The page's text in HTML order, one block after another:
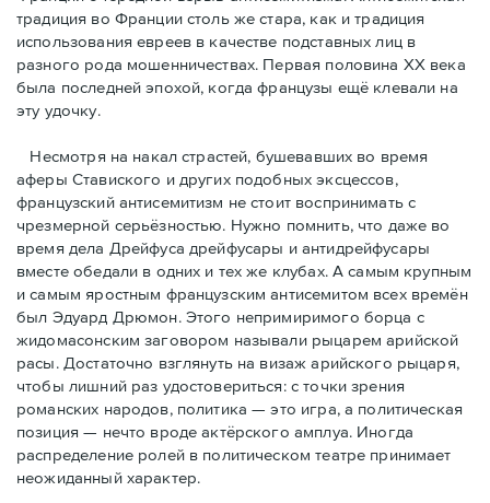
традиция во Франции столь же стара, как и традиция
использования евреев в качестве подставных лиц в
разного рода мошенничествах. Первая половина ХХ века
была последней эпохой, когда французы ещё клевали на
эту удочку.
Несмотря на накал страстей, бушевавших во время
аферы Ставиского и других подобных эксцессов,
французский антисемитизм не стоит воспринимать с
чрезмерной серьёзностью. Нужно помнить, что даже во
время дела Дрейфуса дрейфусары и антидрейфусары
вместе обедали в одних и тех же клубах. А самым крупным
и самым яростным французским антисемитом всех времён
был Эдуард Дрюмон. Этого непримиримого борца с
жидомасонским заговором называли рыцарем арийской
расы. Достаточно взглянуть на визаж арийского рыцаря,
чтобы лишний раз удостовериться: с точки зрения
романских народов, политика — это игра, а политическая
позиция — нечто вроде актёрского амплуа. Иногда
распределение ролей в политическом театре принимает
неожиданный характер.